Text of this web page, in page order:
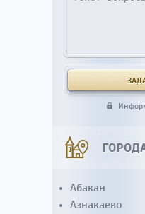
Абакан
Азнакаево